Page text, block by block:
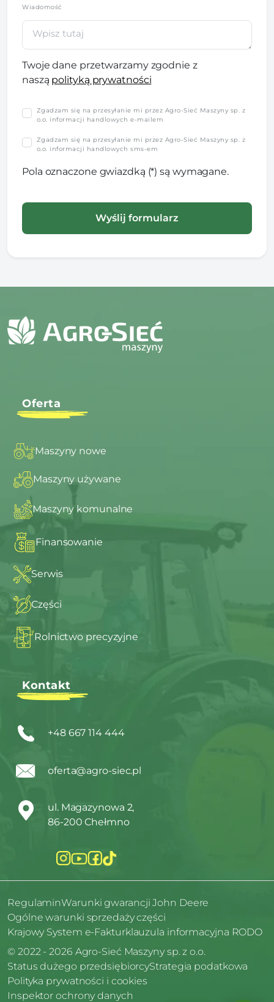
Wiadomość
Twoje dane przetwarzamy zgodnie z
naszą polityką prywatności
Zgadzam się na przesyłanie mi przez Agro-Sieć Maszyny sp. z
o.o. informacji handlowych e-mailem
Zgadzam się na przesyłanie mi przez Agro-Sieć Maszyny sp. z
o.o. informacji handlowych sms-em
Pola oznaczone gwiazdką (*) są wymagane.
Oferta
Maszyny nowe
Maszyny używane
Maszyny komunalne
Finansowanie
Serwis
Części
Rolnictwo precyzyjne
Kontakt
+48 667 114 444
oferta@agro-siec.pl
ul. Magazynowa 2,
86-200 Chełmno
RegulaminWarunki gwarancji John Deere
Ogólne warunki sprzedaży części
Krajowy System e-Fakturklauzula informacyjna RODO
© 2022 - 2026 Agro-Sieć Maszyny sp. z o.o.
Status dużego przedsiębiorcyStrategia podatkowa
Polityka prywatności i cookies
Inspektor ochrony danych